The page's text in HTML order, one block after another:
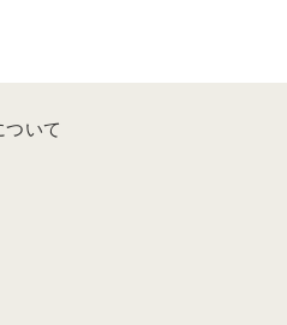
いて